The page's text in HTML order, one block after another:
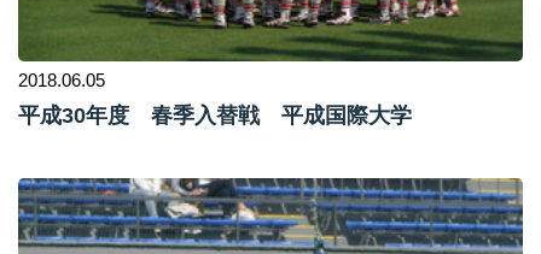
2018.06.05
平成30年度 春季入替戦 平成国際大学